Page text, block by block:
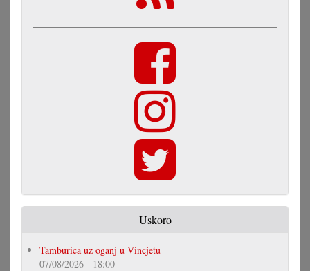
Uskoro
Tamburica uz oganj u Vincjetu
07/08/2026 - 18:00